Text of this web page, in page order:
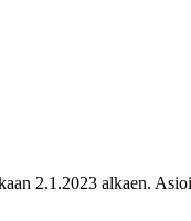
2.1.2023 alkaen.